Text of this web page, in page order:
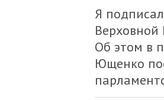
Я
Верховной
Об этом в
Ющенко